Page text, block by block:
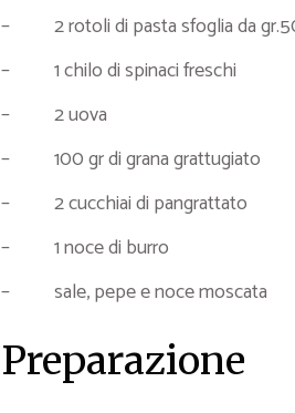
– 2 rotoli di pasta sfoglia da
– 1 chilo di spinaci freschi
– 2 uova
– 100 gr di grana grattugiato
– 2 cucchiai di pangrattato
– 1 noce di burro
– sale, pepe e noce moscata
Preparazione